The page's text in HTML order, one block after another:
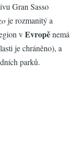
Gran Sasso
je rozmanitý a
vEvropěnemá
je chráněno), a
parků.